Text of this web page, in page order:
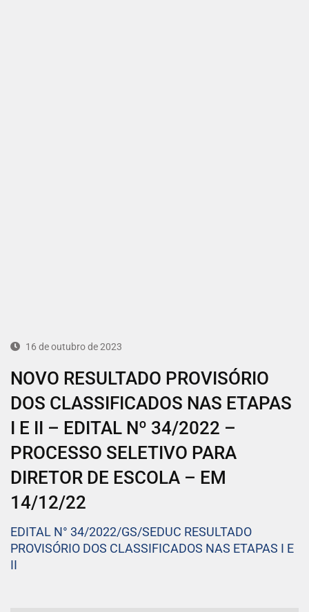
16 de outubro de 2023
NOVO RESULTADO PROVISÓRIO
DOS CLASSIFICADOS NAS ETAPAS
I E II – EDITAL Nº 34/2022 –
PROCESSO SELETIVO PARA
DIRETOR DE ESCOLA – EM
14/12/22
EDITAL N° 34/2022/GS/SEDUC RESULTADO
PROVISÓRIO DOS CLASSIFICADOS NAS ETAPAS I E
II